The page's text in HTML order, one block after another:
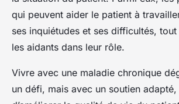
qui peuvent aider le patient à
ses inquiétudes et ses difficultés,
les aidants dans leur rôle.
Vivre avec une maladie chronique
un défi, mais avec un soutien